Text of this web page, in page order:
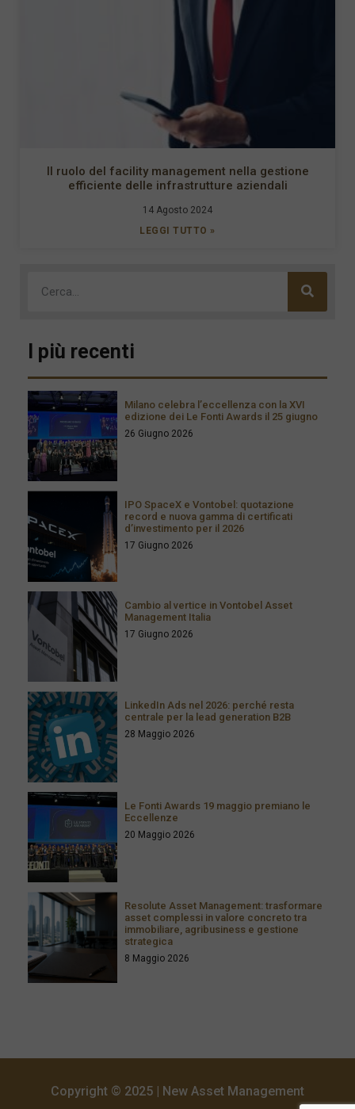
Il ruolo del facility management nella gestione
efficiente delle infrastrutture aziendali
14 Agosto 2024
LEGGI TUTTO »
I più recenti
Milano celebra l’eccellenza con la XVI
edizione dei Le Fonti Awards il 25 giugno
26 Giugno 2026
IPO SpaceX e Vontobel: quotazione
record e nuova gamma di certificati
d’investimento per il 2026
17 Giugno 2026
Cambio al vertice in Vontobel Asset
Management Italia
17 Giugno 2026
LinkedIn Ads nel 2026: perché resta
centrale per la lead generation B2B
28 Maggio 2026
Le Fonti Awards 19 maggio premiano le
Eccellenze
20 Maggio 2026
Resolute Asset Management: trasformare
asset complessi in valore concreto tra
immobiliare, agribusiness e gestione
strategica
8 Maggio 2026
Copyright © 2025 | New Asset Management